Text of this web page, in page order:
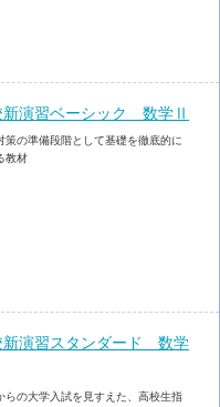
新演習ベーシック 数学Ⅱ
策の準備段階として基礎を徹底的に
教材
新演習スタンダード 数学
らの大学入試を見すえた、高校生指